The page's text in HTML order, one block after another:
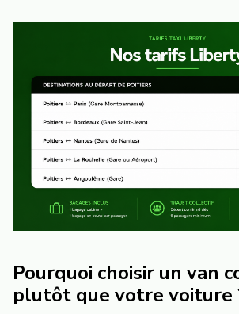
Pourquoi choisir un van
plutôt que votre voiture